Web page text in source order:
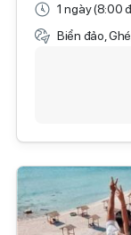
1 ngày (8:00
Biển đảo,